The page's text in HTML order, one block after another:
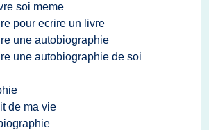
soi meme
pour ecrire un livre
une autobiographie
une autobiographie de soi
de ma vie